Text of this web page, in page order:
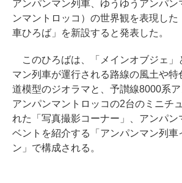
アンパンマン列車、ゆうゆうアンパン
ンマントロッコ）の世界観を表現した
車ひろば」を新設すると発表した。
このひろばは、「メインオブジェ」
マン列車が運行される路線の風土や特
道模型のジオラマと、予讃線8000系ア
アンパンマントロッコの2台のミニチ
れた「写真撮影コーナー」、アンパン
ベントを紹介する「アンパンマン列車
ン」で構成される。